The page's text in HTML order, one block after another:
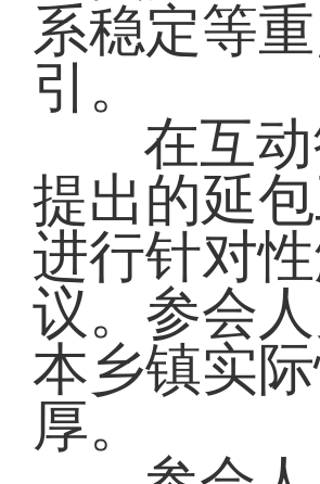
系稳定等
引。
在互
提出的延
进行针对
议。参会
本乡镇实
厚。